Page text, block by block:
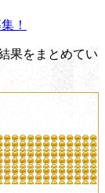
！
果をまとめてい